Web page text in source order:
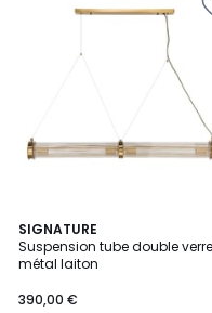
SIGNATURE
Suspension tube double verre
métal laiton
390,00 €